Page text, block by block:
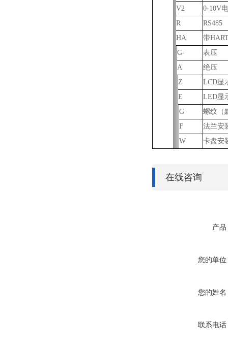
V2
0-10V
R
RS485
HA
带
G-
表压
A
绝压
Z
LCD显
E
LED显
G
螺纹（
F
法兰安
W
卡盘安
在线咨询
产品
您的单位
您的姓名
联系电话